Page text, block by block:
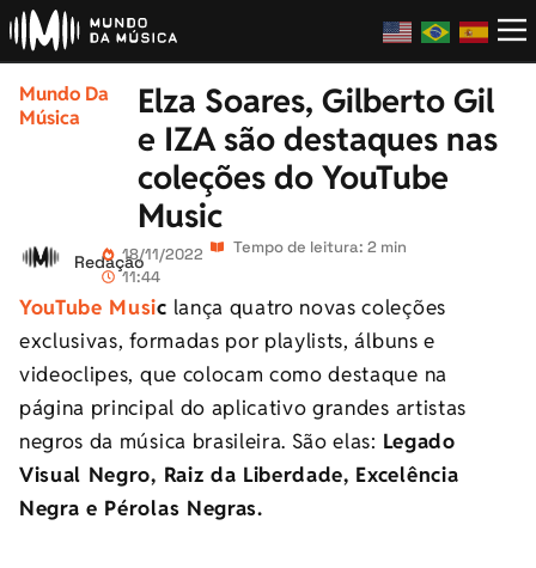
Mundo Da
Música
Elza Soares, Gilberto Gil
e IZA são destaques nas
coleções do YouTube
Music
Redação18/11/2022
11:44
Tempo de leitura: 2 min
YouTube Music lança quatro novas coleções
exclusivas, formadas por playlists, álbuns e
videoclipes, que colocam como destaque na
página principal do aplicativo grandes artistas
negros da música brasileira. São elas: Legado
Visual Negro, Raiz da Liberdade, Excelência
Negra e Pérolas Negras.